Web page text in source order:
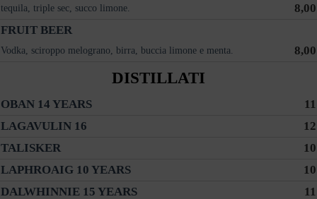
tequila, triple sec, succo limone.
8,00
FRUIT BEER
Vodka, sciroppo melograno, birra, buccia limone e menta. 8,00
DISTILLATI
OBAN 14 YEARS
11
LAGAVULIN 16
12
TALISKER
10
LAPHROAIG 10 YEARS
10
DALWHINNIE 15 YEARS
11